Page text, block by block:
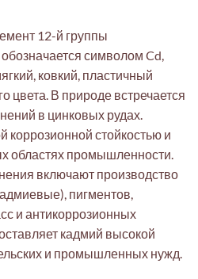
12-й группы
символом Cd,
ковкий, пластичный
цвета. В природе встречается
в цинковых рудах.
коррозионной стойкостью и
областях промышленности.
включают производство
пигментов,
и антикоррозионных
кадмий высокой
и промышленных нужд.